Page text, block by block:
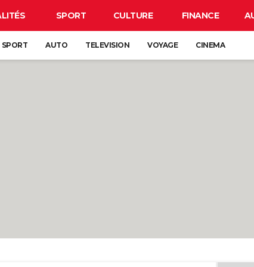
SPORT CULTURE FINANCE
SPORT AUTO TELEVISION VOYAGE CINEMA